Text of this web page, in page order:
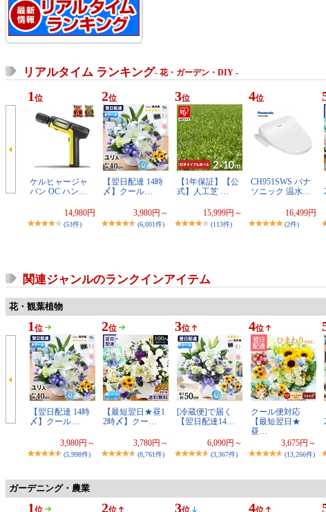
リアルタイム ランキング- 花・ガーデン・DIY -
1 位
ケルヒャージャ
パン OC ハン…
14,980円
(53件)
2位
【翌日配達 14時
〆】クール…
3,980円～
(6,001件)
3位
【1年保証】【公
式】人工芝 …
15,999円～
(113件)
4位
CH951SWS パナ
ソニック 温水…
16,499円
(2件)
関連ジャンルのランクインアイテム
花・観葉植物
1 位
【翌日配達 14時
〆】クール…
3,980円～
(5,998件)
2位
【最短翌日★昼1
2時〆】クー…
3,780円～
(8,761件)
3位
[冷蔵便]で届く
【翌日配達14…
6,090円～
(3,367件)
4位
クール便対応
【最短翌日★
昼…
3,675円～
(13,266件)
ガーデニング・農業
1 位 2位 3位 4位